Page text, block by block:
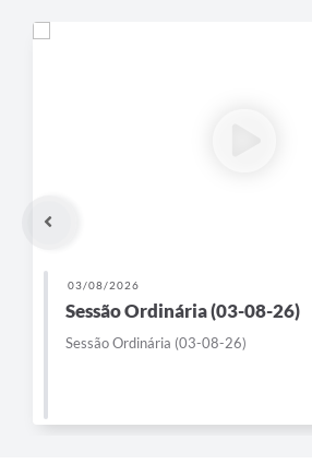
03/08/2026
Sessão Ordinária (03-08-26)
Sessão Ordinária (03-08-26)